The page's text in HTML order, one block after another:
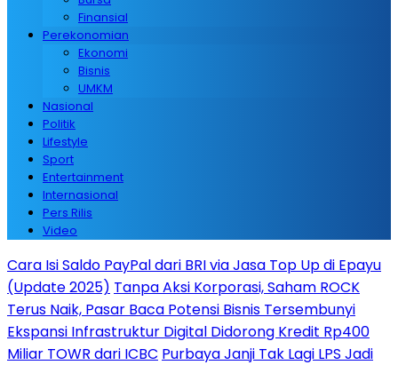
Finansial
Perekonomian
Ekonomi
Bisnis
UMKM
Nasional
Politik
Lifestyle
Sport
Entertainment
Internasional
Pers Rilis
Video
Cara Isi Saldo PayPal dari BRI via Jasa Top Up di Epayu
(Update 2025) Tanpa Aksi Korporasi, Saham ROCK
Terus Naik, Pasar Baca Potensi Bisnis Tersembunyi
Ekspansi Infrastruktur Digital Didorong Kredit Rp400
Miliar TOWR dari ICBC Purbaya Janji Tak Lagi LPS Jadi